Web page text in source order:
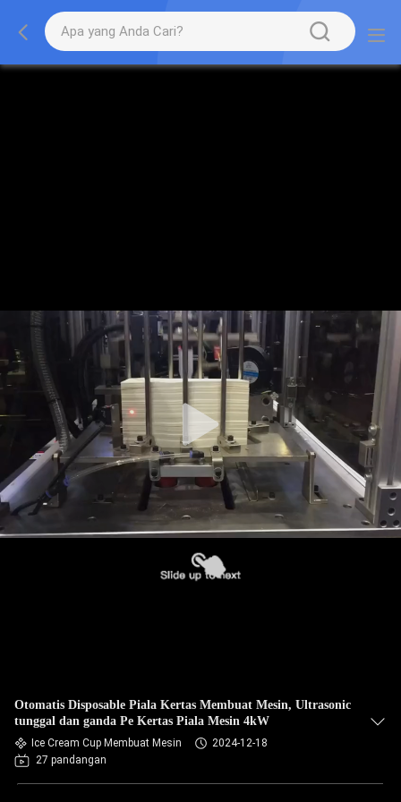
Otomatis Disposable Piala Kertas Membuat Mesin, Ultrasonic
tunggal dan ganda Pe Kertas Piala Mesin 4kW
Ice Cream Cup Membuat Mesin
2024-12-18
27 pandangan